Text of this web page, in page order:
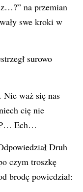
na przemian
swe kroki w
surowo
Nie waż się nas
cię nie
Ech…
Druh
czym troszkę
brodę powiedział: